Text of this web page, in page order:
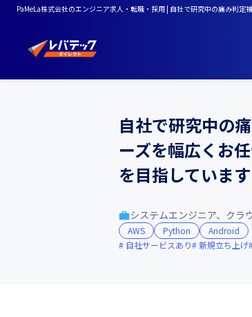
PaMeLa株式会社のエンジニア求人・転職・採用 | 自社で研究中の痛み判
自社で研究中の
ーズを幅広くお
を目指しています
システムエンジニア、クラ
AWS Python
Android
自社サービスあり
新規立ち上げ